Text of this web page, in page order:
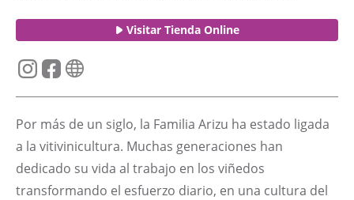
Visitar Tienda Online
Por más de un siglo, la Familia Arizu ha estado ligada
a la vitivinicultura. Muchas generaciones han
dedicado su vida al trabajo en los viñedos
transformando el esfuerzo diario, en una cultura del